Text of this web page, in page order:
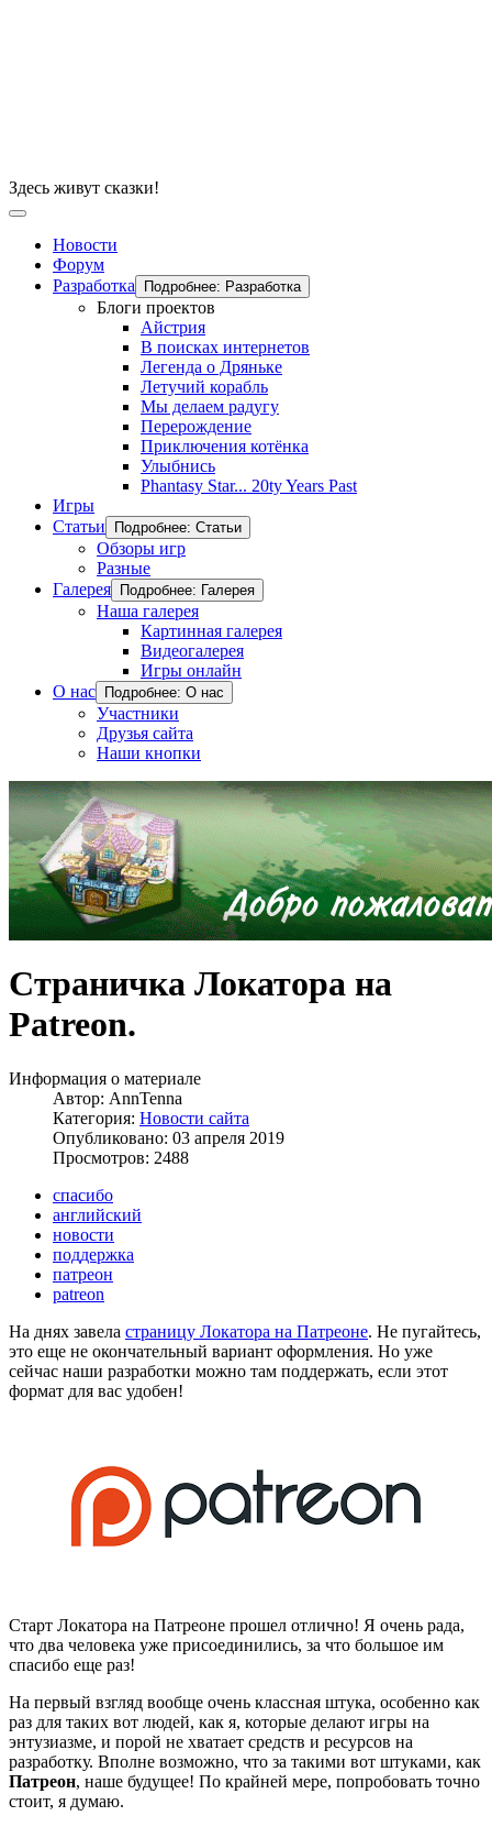
Здесь живут сказки!
Новости
Форум
Разработка
Подробнее: Разработка
Блоги проектов
Айстрия
В поисках интернетов
Легенда о Дряньке
Летучий корабль
Мы делаем радугу
Перерождение
Приключения котёнка
Улыбнись
Phantasy Star... 20ty Years Past
Игры
Статьи
Подробнее: Статьи
Обзоры игр
Разные
Галерея
Подробнее: Галерея
Наша галерея
Картинная галерея
Видеогалерея
Игры онлайн
О нас
Подробнее: О нас
Участники
Друзья сайта
Наши кнопки
Страничка Локатора на
Patreon.
Информация о материале
Автор: AnnTenna
Категория: Новости сайта
Опубликовано: 03 апреля 2019
Просмотров: 2488
спасибо
английский
новости
поддержка
патреон
patreon
На днях завела страницу Локатора на Патреоне. Не пугайтесь,
это еще не окончательный вариант оформления. Но уже
сейчас наши разработки можно там поддержать, если этот
формат для вас удобен!
Старт Локатора на Патреоне прошел отлично! Я очень рада,
что два человека уже присоединились, за что большое им
спасибо еще раз!
На первый взгляд вообще очень классная штука, особенно как
раз для таких вот людей, как я, которые делают игры на
энтузиазме, и порой не хватает средств и ресурсов на
разработку. Вполне возможно, что за такими вот штуками, как
Патреон, наше будущее! По крайней мере, попробовать точно
стоит, я думаю.